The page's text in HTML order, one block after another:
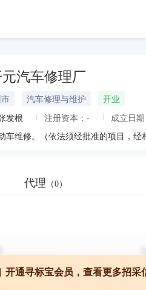
汽车修理厂
汽车修理与维护
开业
发根 注册资本： -
成立日
车维修。（依法须经批准的项目，
代理 （0）
开通寻标宝会员，查看更多招采